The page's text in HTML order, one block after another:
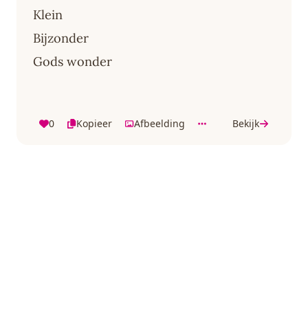
Klein
Bijzonder
Gods wonder
0 Kopieer Afbeelding Bekijk